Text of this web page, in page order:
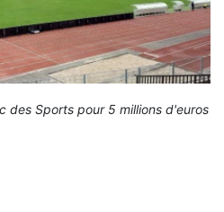
des Sports pour 5 millions d'euros